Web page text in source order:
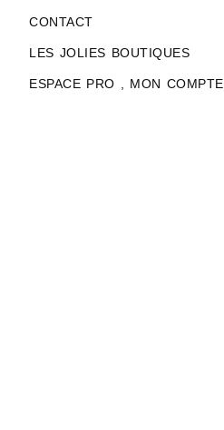
CONTACT
LES JOLIES BOUTIQUES
ESPACE PRO , MON COMPTE